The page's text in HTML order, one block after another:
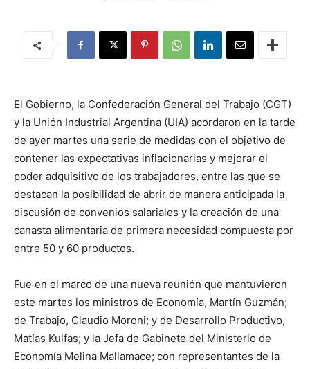
El Gobierno, la Confederación General del Trabajo (CGT)
y la Unión Industrial Argentina (UIA) acordaron en la tarde
de ayer martes una serie de medidas con el objetivo de
contener las expectativas inflacionarias y mejorar el
poder adquisitivo de los trabajadores, entre las que se
destacan la posibilidad de abrir de manera anticipada la
discusión de convenios salariales y la creación de una
canasta alimentaria de primera necesidad compuesta por
entre 50 y 60 productos.
Fue en el marco de una nueva reunión que mantuvieron
este martes los ministros de Economía, Martín Guzmán;
de Trabajo, Claudio Moroni; y de Desarrollo Productivo,
Matías Kulfas; y la Jefa de Gabinete del Ministerio de
Economía Melina Mallamace; con representantes de la